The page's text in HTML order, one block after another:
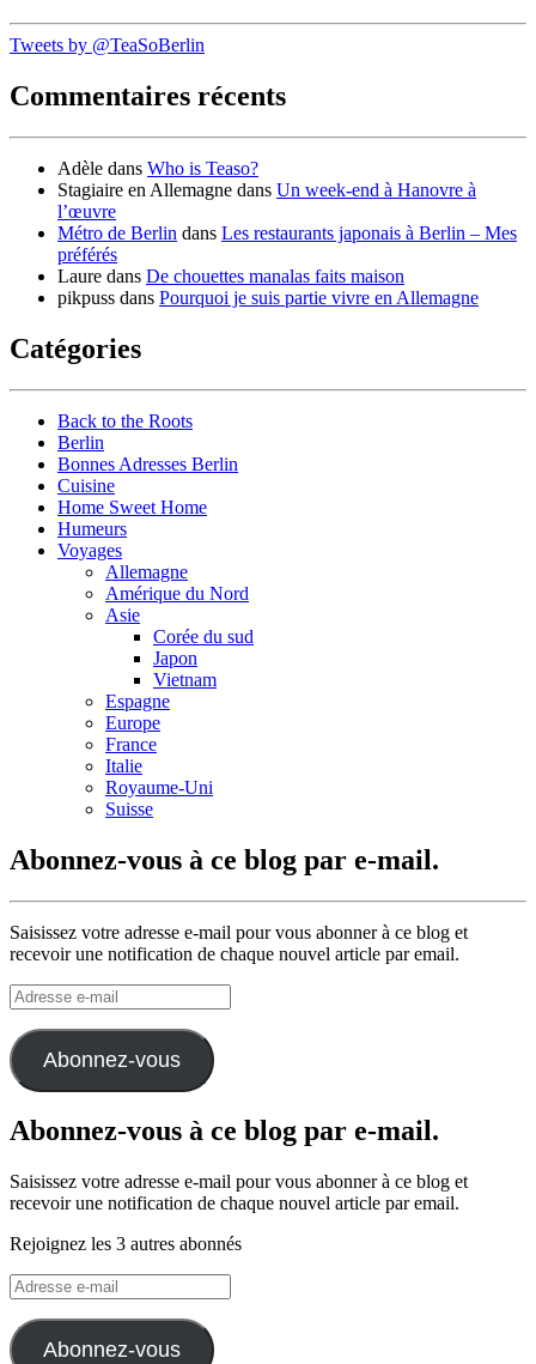
Tweets by @TeaSoBerlin
Commentaires récents
Adèle dans Who is Teaso?
Stagiaire en Allemagne dans Un week-end à Hanovre à
l’œuvre
Métro de Berlin dans Les restaurants japonais à Berlin – Mes
préférés
Laure dans De chouettes manalas faits maison
pikpuss dans Pourquoi je suis partie vivre en Allemagne
Catégories
Back to the Roots
Berlin
Bonnes Adresses Berlin
Cuisine
Home Sweet Home
Humeurs
Voyages
Allemagne
Amérique du Nord
Asie
Corée du sud
Japon
Vietnam
Espagne
Europe
France
Italie
Royaume-Uni
Suisse
Abonnez-vous à ce blog par e-mail.
Saisissez votre adresse e-mail pour vous abonner à ce blog et
recevoir une notification de chaque nouvel article par email.
Adresse
e-
mail
Abonnez-vous
Abonnez-vous à ce blog par e-mail.
Saisissez votre adresse e-mail pour vous abonner à ce blog et
recevoir une notification de chaque nouvel article par email.
Rejoignez les 3 autres abonnés
Adresse
e-
mail
Abonnez-vous